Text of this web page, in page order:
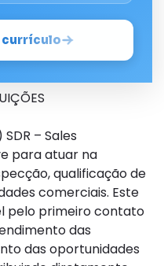
currículo
– Sales
para atuar na
qualificação de
comerciais. Este
pelo primeiro contato
das
das oportunidades